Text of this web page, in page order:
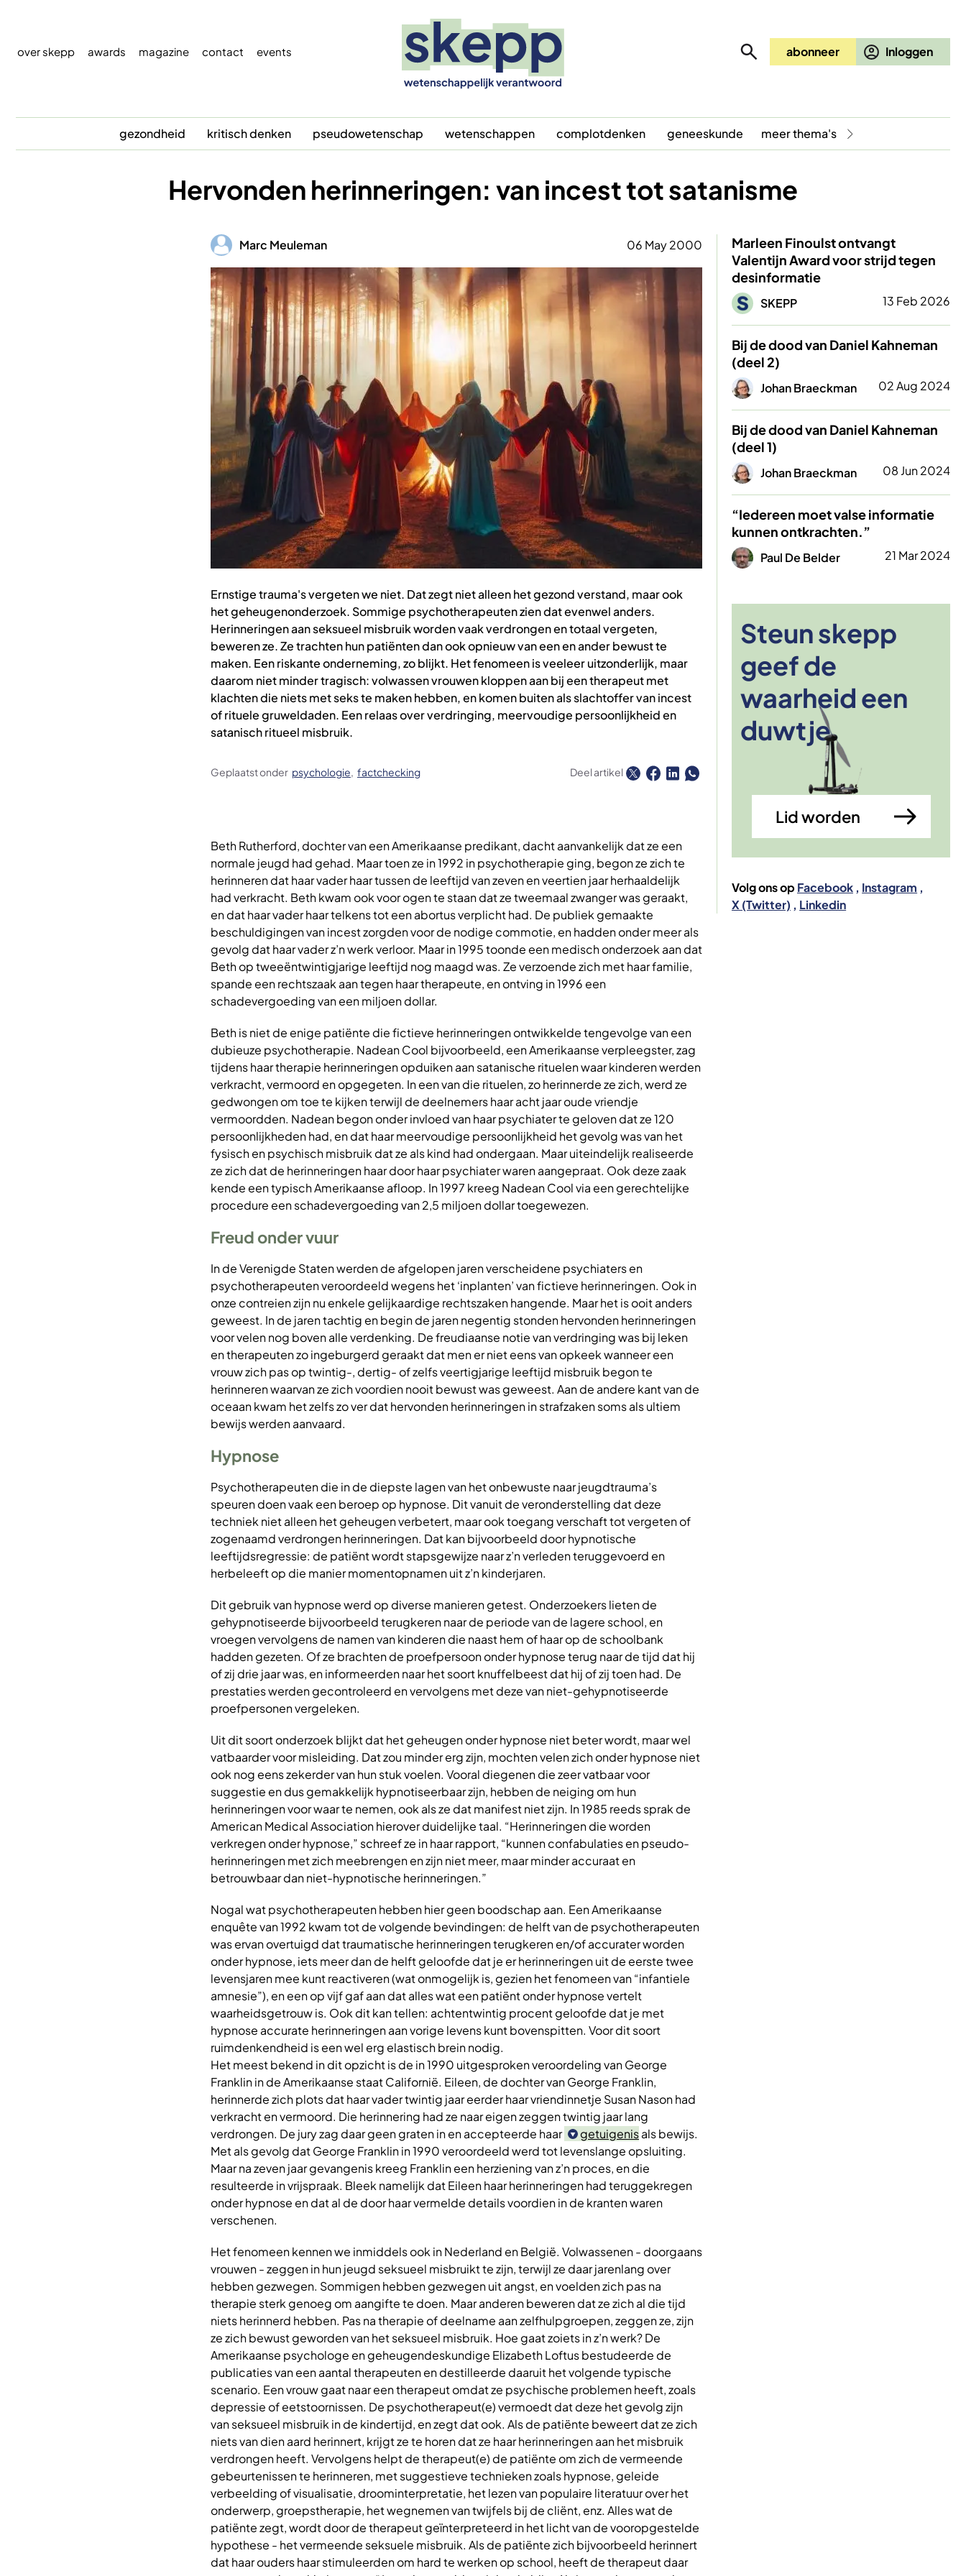
over skepp awards magazine contact events abonneer
gezondheid kritisch denken pseudowetenschap wetenschappen complotdenken geneeskunde meer thema's
Hervonden herinneringen: van incest tot satanisme
Afbeelding
Marc Meuleman 06 May 2000
Afbeelding
Ernstige trauma's vergeten we niet. Dat zegt niet alleen het gezond verstand, maar ook
het geheugenonderzoek. Sommige psychotherapeuten zien dat evenwel anders.
Herinneringen aan seksueel misbruik worden vaak verdrongen en totaal vergeten,
beweren ze. Ze trachten hun patiënten dan ook opnieuw van een en ander bewust te
maken. Een riskante onderneming, zo blijkt. Het fenomeen is veeleer uitzonderlijk, maar
daarom niet minder tragisch: volwassen vrouwen kloppen aan bij een therapeut met
klachten die niets met seks te maken hebben, en komen buiten als slachtoffer van incest
of rituele gruweldaden. Een relaas over verdringing, meervoudige persoonlijkheid en
satanisch ritueel misbruik.
Geplaatst onder psychologie factchecking Deel artikel
Beth Rutherford, dochter van een Amerikaanse predikant, dacht aanvankelijk dat ze een
normale jeugd had gehad. Maar toen ze in 1992 in psychotherapie ging, begon ze zich te
herinneren dat haar vader haar tussen de leeftijd van zeven en veertien jaar herhaaldelijk
had verkracht. Beth kwam ook voor ogen te staan dat ze tweemaal zwanger was geraakt,
en dat haar vader haar telkens tot een abortus verplicht had. De publiek gemaakte
beschuldigingen van incest zorgden voor de nodige commotie, en hadden onder meer als
gevolg dat haar vader z’n werk verloor. Maar in 1995 toonde een medisch onderzoek aan dat
Beth op tweeëntwintigjarige leeftijd nog maagd was. Ze verzoende zich met haar familie,
spande een rechtszaak aan tegen haar therapeute, en ontving in 1996 een
schadevergoeding van een miljoen dollar.
Beth is niet de enige patiënte die fictieve herinneringen ontwikkelde tengevolge van een
dubieuze psychotherapie. Nadean Cool bijvoorbeeld, een Amerikaanse verpleegster, zag
tijdens haar therapie herinneringen opduiken aan satanische rituelen waar kinderen werden
verkracht, vermoord en opgegeten. In een van die rituelen, zo herinnerde ze zich, werd ze
gedwongen om toe te kijken terwijl de deelnemers haar acht jaar oude vriendje
vermoordden. Nadean begon onder invloed van haar psychiater te geloven dat ze 120
persoonlijkheden had, en dat haar meervoudige persoonlijkheid het gevolg was van het
fysisch en psychisch misbruik dat ze als kind had ondergaan. Maar uiteindelijk realiseerde
ze zich dat de herinneringen haar door haar psychiater waren aangepraat. Ook deze zaak
kende een typisch Amerikaanse afloop. In 1997 kreeg Nadean Cool via een gerechtelijke
procedure een schadevergoeding van 2,5 miljoen dollar toegewezen.
Freud onder vuur
In de Verenigde Staten werden de afgelopen jaren verscheidene psychiaters en
psychotherapeuten veroordeeld wegens het ‘inplanten’ van fictieve herinneringen. Ook in
onze contreien zijn nu enkele gelijkaardige rechtszaken hangende. Maar het is ooit anders
geweest. In de jaren tachtig en begin de jaren negentig stonden hervonden herinneringen
voor velen nog boven alle verdenking. De freudiaanse notie van verdringing was bij leken
en therapeuten zo ingeburgerd geraakt dat men er niet eens van opkeek wanneer een
vrouw zich pas op twintig-, dertig- of zelfs veertigjarige leeftijd misbruik begon te
herinneren waarvan ze zich voordien nooit bewust was geweest. Aan de andere kant van de
oceaan kwam het zelfs zo ver dat hervonden herinneringen in strafzaken soms als ultiem
bewijs werden aanvaard.
Hypnose
Psychotherapeuten die in de diepste lagen van het onbewuste naar jeugdtrauma’s
speuren doen vaak een beroep op hypnose. Dit vanuit de veronderstelling dat deze
techniek niet alleen het geheugen verbetert, maar ook toegang verschaft tot vergeten of
zogenaamd verdrongen herinneringen. Dat kan bijvoorbeeld door hypnotische
leeftijdsregressie: de patiënt wordt stapsgewijze naar z’n verleden teruggevoerd en
herbeleeft op die manier momentopnamen uit z’n kinderjaren.
Dit gebruik van hypnose werd op diverse manieren getest. Onderzoekers lieten de
gehypnotiseerde bijvoorbeeld terugkeren naar de periode van de lagere school, en
vroegen vervolgens de namen van kinderen die naast hem of haar op de schoolbank
hadden gezeten. Of ze brachten de proefpersoon onder hypnose terug naar de tijd dat hij
of zij drie jaar was, en informeerden naar het soort knuffelbeest dat hij of zij toen had. De
prestaties werden gecontroleerd en vervolgens met deze van niet-gehypnotiseerde
proefpersonen vergeleken.
Uit dit soort onderzoek blijkt dat het geheugen onder hypnose niet beter wordt, maar wel
vatbaarder voor misleiding. Dat zou minder erg zijn, mochten velen zich onder hypnose niet
ook nog eens zekerder van hun stuk voelen. Vooral diegenen die zeer vatbaar voor
suggestie en dus gemakkelijk hypnotiseerbaar zijn, hebben de neiging om hun
herinneringen voor waar te nemen, ook als ze dat manifest niet zijn. In 1985 reeds sprak de
American Medical Association hierover duidelijke taal. “Herinneringen die worden
verkregen onder hypnose,” schreef ze in haar rapport, “kunnen confabulaties en pseudo-
herinneringen met zich meebrengen en zijn niet meer, maar minder accuraat en
betrouwbaar dan niet-hypnotische herinneringen.”
Nogal wat psychotherapeuten hebben hier geen boodschap aan. Een Amerikaanse
enquête van 1992 kwam tot de volgende bevindingen: de helft van de psychotherapeuten
was ervan overtuigd dat traumatische herinneringen terugkeren en/of accurater worden
onder hypnose, iets meer dan de helft geloofde dat je er herinneringen uit de eerste twee
levensjaren mee kunt reactiveren (wat onmogelijk is, gezien het fenomeen van “infantiele
amnesie”), en een op vijf gaf aan dat alles wat een patiënt onder hypnose vertelt
waarheidsgetrouw is. Ook dit kan tellen: achtentwintig procent geloofde dat je met
hypnose accurate herinneringen aan vorige levens kunt bovenspitten. Voor dit soort
ruimdenkendheid is een wel erg elastisch brein nodig.
Het meest bekend in dit opzicht is de in 1990 uitgesproken veroordeling van George
Franklin in de Amerikaanse staat Californië. Eileen, de dochter van George Franklin,
herinnerde zich plots dat haar vader twintig jaar eerder haar vriendinnetje Susan Nason had
verkracht en vermoord. Die herinnering had ze naar eigen zeggen twintig jaar lang
verdrongen. De jury zag daar geen graten in en accepteerde haar
getuigenisals bewijs.
Met als gevolg dat George Franklin in 1990 veroordeeld werd tot levenslange opsluiting.
Maar na zeven jaar gevangenis kreeg Franklin een herziening van z’n proces, en die
resulteerde in vrijspraak. Bleek namelijk dat Eileen haar herinneringen had teruggekregen
onder hypnose en dat al de door haar vermelde details voordien in de kranten waren
verschenen.
Het fenomeen kennen we inmiddels ook in Nederland en België. Volwassenen - doorgaans
vrouwen - zeggen in hun jeugd seksueel misbruikt te zijn, terwijl ze daar jarenlang over
hebben gezwegen. Sommigen hebben gezwegen uit angst, en voelden zich pas na
therapie sterk genoeg om aangifte te doen. Maar anderen beweren dat ze zich al die tijd
niets herinnerd hebben. Pas na therapie of deelname aan zelfhulpgroepen, zeggen ze, zijn
ze zich bewust geworden van het seksueel misbruik. Hoe gaat zoiets in z’n werk? De
Amerikaanse psychologe en geheugendeskundige Elizabeth Loftus bestudeerde de
publicaties van een aantal therapeuten en destilleerde daaruit het volgende typische
scenario. Een vrouw gaat naar een therapeut omdat ze psychische problemen heeft, zoals
depressie of eetstoornissen. De psychotherapeut(e) vermoedt dat deze het gevolg zijn
van seksueel misbruik in de kindertijd, en zegt dat ook. Als de patiënte beweert dat ze zich
niets van dien aard herinnert, krijgt ze te horen dat ze haar herinneringen aan het misbruik
verdrongen heeft. Vervolgens helpt de therapeut(e) de patiënte om zich de vermeende
gebeurtenissen te herinneren, met suggestieve technieken zoals hypnose, geleide
verbeelding of visualisatie, droominterpretatie, het lezen van populaire literatuur over het
onderwerp, groepstherapie, het wegnemen van twijfels bij de cliënt, enz. Alles wat de
patiënte zegt, wordt door de therapeut geïnterpreteerd in het licht van de vooropgestelde
hypothese - het vermeende seksuele misbruik. Als de patiënte zich bijvoorbeeld herinnert
dat haar ouders haar stimuleerden om hard te werken op school, heeft de therapeut daar
Marleen Finoulst ontvangt
Valentijn Award voor strijd tegen
desinformatie
Afbeelding
SKEPP 13 Feb 2026
Bij de dood van Daniel Kahneman
(deel 2)
AfbeeldingJohan Braeckman 02 Aug 2024
Bij de dood van Daniel Kahneman
(deel 1)
AfbeeldingJohan Braeckman 08 Jun 2024
“Iedereen moet valse informatie
kunnen ontkrachten.”
Afbeelding
Paul De Belder 21 Mar 2024
Steun skepp
geef de
waarheid een
duwtje
Lid worden
Afbeelding
Volg ons op Facebook
Instagram
X (Twitter)
Linkedin